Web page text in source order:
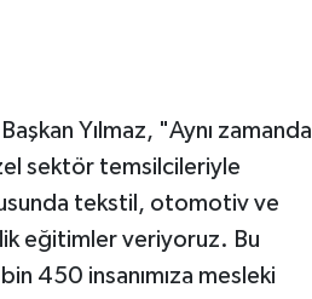
Yılmaz, "Aynı zamanda
sektör temsilcileriyle
tekstil, otomotiv ve
eğitimler veriyoruz. Bu
450 insanımıza mesleki